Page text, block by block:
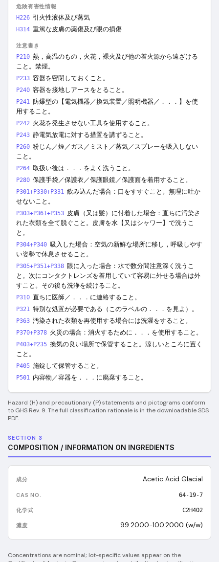
危険有害性情報
H226 引火性液体及び蒸気
H314 重篤な皮膚の薬傷及び眼の損傷
注意書き
P210 熱，高温のもの，火花，裸火及び他の着火源から遠ざける
こと。禁煙。
P233 容器を密閉しておくこと。
P240 容器を接地しアースをとること。
P241 防爆型の【電気機器／換気装置／照明機器／．．．】を使
用すること。
P242 火花を発生させない工具を使用すること。
P243 静電気放電に対する措置を講ずること。
P260 粉じん／煙／ガス／ミスト／蒸気／スプレーを吸入しない
こと。
P264 取扱い後は．．．をよく洗うこと。
P280 保護手袋／保護衣／保護眼鏡／保護面を着用すること。
P301+P330+P331 飲み込んだ場合：口をすすぐこと。無理に吐か
せないこと。
P303+P361+P353 皮膚（又は髪）に付着した場合：直ちに汚染さ
れた衣類を全て脱ぐこと。皮膚を水【又はシャワー】で洗うこ
と。
P304+P340 吸入した場合：空気の新鮮な場所に移し，呼吸しやす
い姿勢で休息させること。
P305+P351+P338 眼に入った場合：水で数分間注意深く洗うこ
と。次にコンタクトレンズを着用していて容易に外せる場合は外
すこと。その後も洗浄を続けること。
P310 直ちに医師／．．．に連絡すること。
P321 特別な処置が必要である（このラベルの．．．を見よ）。
P363 汚染された衣類を再使用する場合には洗濯をすること。
P370+P378 火災の場合：消火するために．．．を使用すること。
P403+P235 換気の良い場所で保管すること。涼しいところに置く
こと。
P405 施錠して保管すること。
P501 内容物／容器を．．．に廃棄すること。
Hazard (H) and precautionary (P) statements and pictograms conform
to GHS Rev. 9. The full classification rationale is in the downloadable SDS
PDF.
SECTION 3
COMPOSITION / INFORMATION ON INGREDIENTS
Acetic Acid Glacial
64-19-7
C2H4O2
99.2000-100.2000 (w/w)
Concentrations are nominal; lot-specific values appear on the